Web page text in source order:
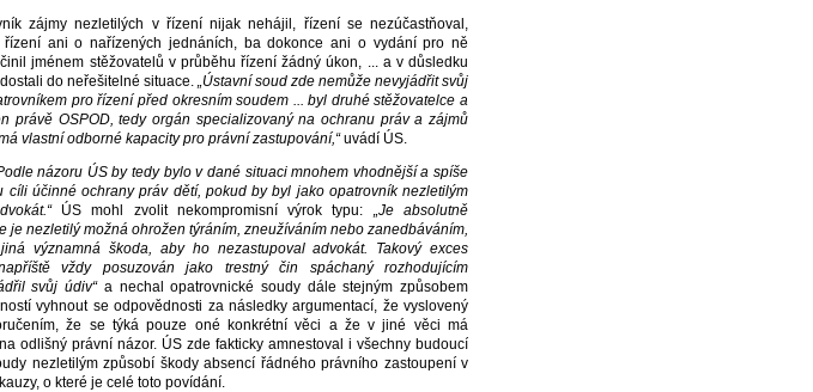
zájmy nezletilých v řízení nijak nehájil, řízení se nezúčastňoval,
ani o nařízených jednáních, ba dokonce ani o vydání pro ně
jménem stěžovatelů v průběhu řízení žádný úkon, ... a v důsledku
do neřešitelné situace. „Ústavní soud zde nemůže nevyjádřit svůj
pro řízení před okresním soudem ... byl druhé stěžovatelce a
právě OSPOD, tedy orgán specializovaný na ochranu práv a zájmů
vlastní odborné kapacity pro právní zastupování,“uvádí ÚS.
názoru ÚS by tedy bylo v dané situaci mnohem vhodnější a spíše
cíli účinné ochrany práv dětí, pokud by byl jako opatrovník nezletilým
ÚS mohl zvolit nekompromisní výrok typu: „Je absolutně
je nezletilý možná ohrožen týráním, zneužíváním nebo zanedbáváním,
významná škoda, aby ho nezastupoval advokát. Takový exces
vždy posuzován jako trestný čin spáchaný rozhodujícím
svůj údiv“a nechal opatrovnické soudy dále stejným způsobem
vyhnout se odpovědnosti za následky argumentací, že vyslovený
že se týká pouze oné konkrétní věci a že v jiné věci má
odlišný právní názor. ÚS zde fakticky amnestoval i všechny budoucí
nezletilým způsobí škody absencí řádného právního zastoupení v
o které je celé toto povídání.